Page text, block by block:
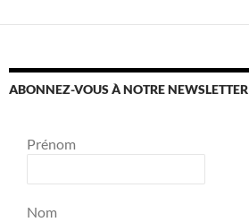
ABONNEZ-VOUS À NOTRE NEWSLETTER
Prénom
Nom